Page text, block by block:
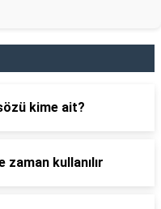
kime ait?
kullanılır